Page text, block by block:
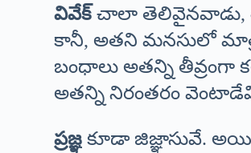
వివేక్ చాలా తెలివైనవాడు,
కానీ, అతని మనసులో
బంధాలు అతన్ని తీవ్రంగా
అతన్ని నిరంతరం
ప్రజ్ఞ కూడా జిజ్ఞాసువే.